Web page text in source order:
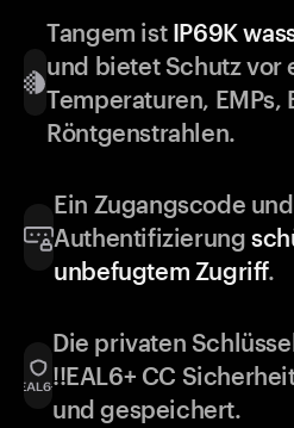
Tangem ist IP69K
und bietet Schutz vor
Temperaturen, EMPs,
Röntgenstrahlen.
Ein Zugangscode
Authentifizierung
unbefugtem Zugriff.
Die privaten
!!EAL6+ CC
und gespeichert.